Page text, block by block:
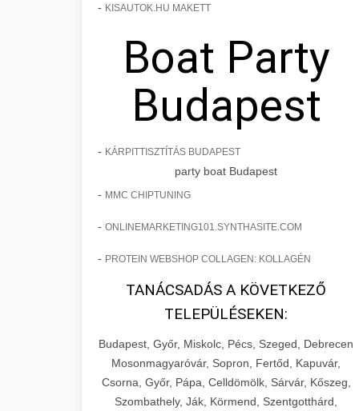
- KISAUTOK.HU MAKETT
Boat Party
Budapest
- KÁRPITTISZTÍTÁS BUDAPEST
party boat Budapest
- MMC CHIPTUNING
- ONLINEMARKETING101.SYNTHASITE.COM
- PROTEIN WEBSHOP COLLAGEN: KOLLAGÉN
TANÁCSADÁS A KÖVETKEZŐ
TELEPÜLÉSEKEN:
Budapest, Győr, Miskolc, Pécs, Szeged, Debrecen
Mosonmagyaróvár, Sopron, Fertőd, Kapuvár,
Csorna, Győr, Pápa, Celldömölk, Sárvár, Kőszeg,
Szombathely, Ják, Körmend, Szentgotthárd,